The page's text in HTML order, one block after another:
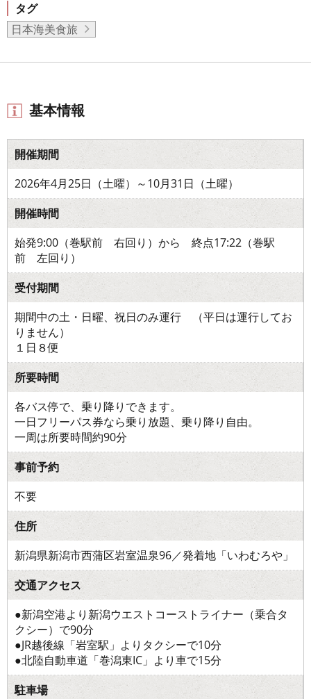
タグ
日本海美食旅
基本情報
開催期間
2026年4月25日（土曜）～10月31日（土曜）
開催時間
始発9:00（巻駅前 右回り）から 終点17:22（巻駅
前 左回り）
受付期間
期間中の土・日曜、祝日のみ運行 （平日は運行してお
りません）
１日８便
所要時間
各バス停で、乗り降りできます。
一日フリーパス券なら乗り放題、乗り降り自由。
一周は所要時間約90分
事前予約
不要
住所
新潟県新潟市西蒲区岩室温泉96／発着地「いわむろや」
交通アクセス
●新潟空港より新潟ウエストコーストライナー（乗合タ
クシー）で90分
●JR越後線「岩室駅」よりタクシーで10分
●北陸自動車道「巻潟東IC」より車で15分
駐車場